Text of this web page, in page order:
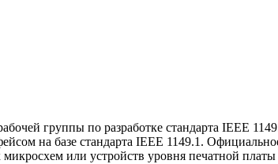
группы по разработке стандарта IEEE
на базе стандарта IEEE 1149.1.
или устройств уровня печатной платы